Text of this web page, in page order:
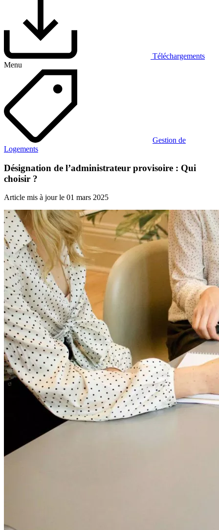
Téléchargements
Menu
Gestion de
Logements
Désignation de l’administrateur provisoire : Qui
choisir ?
Article mis à jour le 01 mars 2025